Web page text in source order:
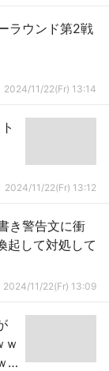
ラウンド第2戦
2024/11/22(Fr) 13:14
2024/11/22(Fr) 13:12
き警告文に衝
起して対処して
2024/11/22(Fr) 13:09
ｗ